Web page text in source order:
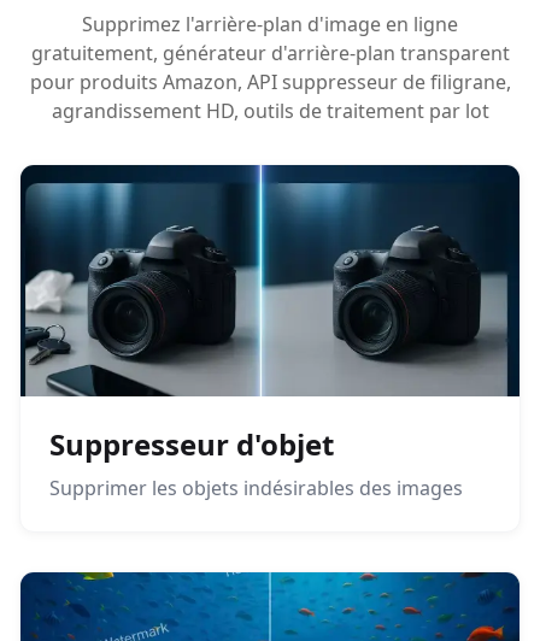
Supprimez l'arrière-plan d'image en ligne
gratuitement, générateur d'arrière-plan transparent
pour produits Amazon, API suppresseur de filigrane,
agrandissement HD, outils de traitement par lot
Suppresseur d'objet
Supprimer les objets indésirables des images